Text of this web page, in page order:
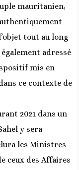
mauritanien,
tout au long
adressé
mis en
ce contexte de
2021 dans un
y sera
les Ministres
ceux des Affaires